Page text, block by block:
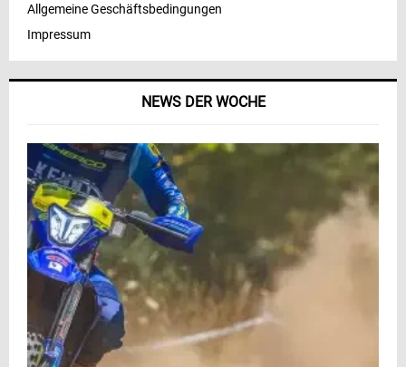
NEWS DER WOCHE
Allgemeine Geschäftsbedingungen
Impressum